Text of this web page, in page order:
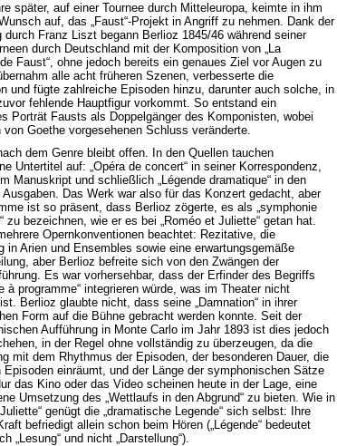
später, auf einer Tournee durch Mitteleuropa, keimte in ihm
auf, das „Faust“-Projekt in Angriff zu nehmen. Dank der
durch Franz Liszt begann Berlioz 1845/46 während seiner
durch Deutschland mit der Komposition von „La
Faust“, ohne jedoch bereits ein genaues Ziel vor Augen zu
alle acht früheren Szenen, verbesserte die
und fügte zahlreiche Episoden hinzu, darunter auch solche, in
fehlende Hauptfigur vorkommt. So entstand ein
Porträt Fausts als Doppelgänger des Komponisten, wobei
von Goethe vorgesehenen Schluss veränderte.
dem Genre bleibt offen. In den Quellen tauchen
Untertitel auf: „Opéra de concert“ in seiner Korrespondenz,
Manuskript und schließlich „Légende dramatique“ in den
Ausgaben. Das Werk war also für das Konzert gedacht, aber
ist so präsent, dass Berlioz zögerte, es als „symphonie
zu bezeichnen, wie er es bei „Roméo et Juliette“ getan hat.
Opernkonventionen beachtet: Rezitative, die
in Arien und Ensembles sowie eine erwartungsgemäße
aber Berlioz befreite sich von den Zwängen der
Es war vorhersehbar, dass der Erfinder des Begriffs
à programme“ integrieren würde, was im Theater nicht
Berlioz glaubte nicht, dass seine „Damnation“ in ihrer
Form auf die Bühne gebracht werden konnte. Seit der
Aufführung in Monte Carlo im Jahr 1893 ist dies jedoch
in der Regel ohne vollständig zu überzeugen, da die
mit dem Rhythmus der Episoden, der besonderen Dauer, die
Episoden einräumt, und der Länge der symphonischen Sätze
das Kino oder das Video scheinen heute in der Lage, eine
Umsetzung des „Wettlaufs in den Abgrund“ zu bieten. Wie in
genügt die „dramatische Legende“ sich selbst: Ihre
befriedigt allein schon beim Hören („Légende“ bedeutet
„Lesung“ und nicht „Darstellung“).